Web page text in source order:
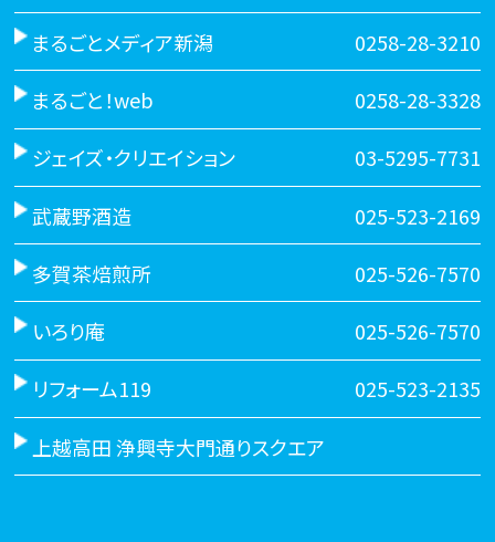
まるごとメディア新潟 0258-28-3210
まるごと！web 0258-28-3328
ジェイズ・クリエイション 03-5295-7731
武蔵野酒造 025-523-2169
多賀茶焙煎所 025-526-7570
いろり庵 025-526-7570
リフォーム119 025-523-2135
上越高田 浄興寺大門通りスクエア